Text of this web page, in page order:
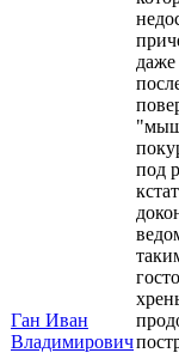
Ган Иван
Владимирович
под